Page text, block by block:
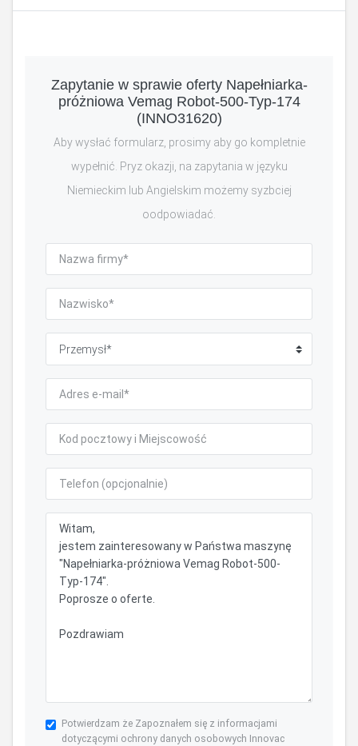
Zapytanie w sprawie oferty Napełniarka-
próżniowa Vemag Robot-500-Typ-174
(INNO31620)
Aby wysłać formularz, prosimy aby go kompletnie
wypełnić. Pryz okazji, na zapytania w języku
Niemieckim lub Angielskim możemy syzbciej
oodpowiadać.
Potwierdzam że Zapoznałem się z informacjami
dotyczącymi ochrony danych osobowych Innovac